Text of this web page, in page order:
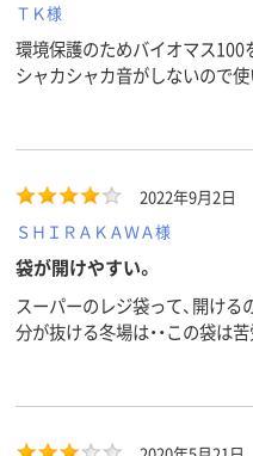
材質
バイオマスポリエチ
レン（HDPE）
ＴＫ様
環境保護のためバイオマス100
シャカシャカ音がしないので
車のゴミ入れにも使えます。
2022年9月2日
ＳＨＩＲＡＫＡＷＡ様
袋が開けやすい。
スーパーのレジ袋って、開け
分が抜ける冬場は・・この袋は